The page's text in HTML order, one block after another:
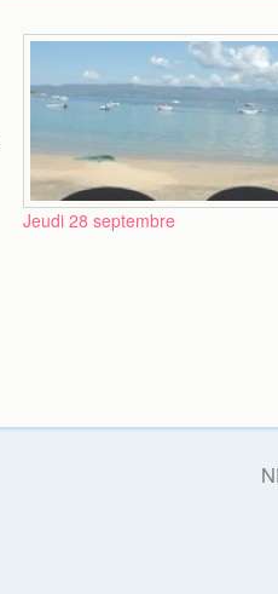
Jeudi 28 septembre